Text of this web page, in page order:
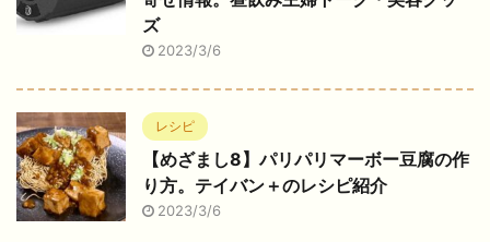
ズ
2023/3/6
レシピ
【めざまし8】パリパリマーボー豆腐の作
り方。テイバン＋のレシピ紹介
2023/3/6